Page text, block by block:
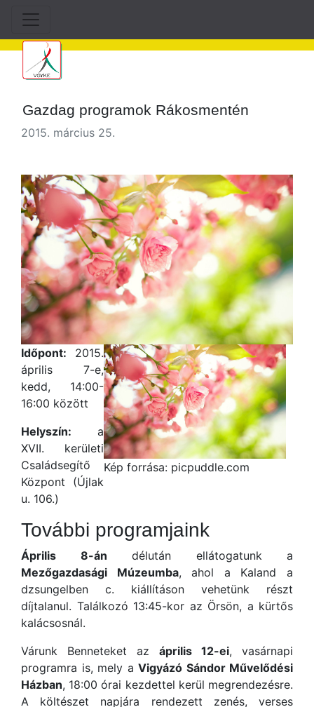
Gazdag programok Rákosmentén
2015. március 25.
Kép forrása: picpuddle.com
Időpont: 2015.
április 7-e,
kedd, 14:00-
16:00 között
Helyszín: a
XVII. kerületi
Családsegítő
Központ (Újlak
u. 106.)
További programjaink
Április 8-án délután ellátogatunk a
Mezőgazdasági Múzeumba, ahol a Kaland a
dzsungelben c. kiállításon vehetünk részt
díjtalanul. Találkozó 13:45-kor az Örsön, a kürtős
kalácsosnál.
Várunk Benneteket az április 12-ei, vasárnapi
programra is, mely a Vigyázó Sándor Művelődési
Házban, 18:00 órai kezdettel kerül megrendezésre.
A költészet napjára rendezett zenés, verses